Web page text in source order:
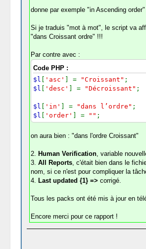
donne par exemple "in Ascending order"
Si je traduis "mot à mot", le script va
"dans Croissant ordre" !!!
Par contre avec :
Code PHP :
$l
'asc' ] = "Croissant" ;
$l
'desc' ] = "Décroissant" ;
$l 'in' ] = "dans l’ordre" ;
$l
'order' ] = "" ;
on aura bien : "dans l'ordre Croissant"
2. Human Verification, variable
3. All Reports, c'était bien dans le
nom, si ce n'est pour compliquer la
4. Last updated {1} => corrigé.
Tous les packs ont été mis à jour en
Encore merci pour ce rapport !